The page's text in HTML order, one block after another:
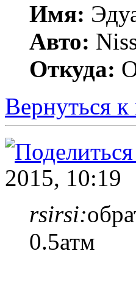
Имя:
Авто:
Откуда:
Вернуться к
2015, 10:19
rsirsi:
0.5атм